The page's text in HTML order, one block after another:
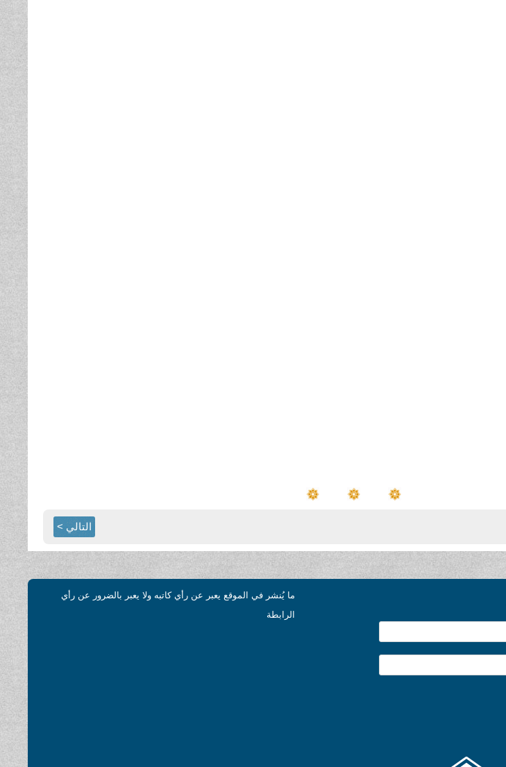
التالي >
ما يُنشر في الموقع يعبر عن رأي كاتبه ولا يعبر بالضرور عن رأي
الرابطة